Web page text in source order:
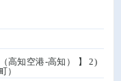
高知空港-高知） 】 2)
）